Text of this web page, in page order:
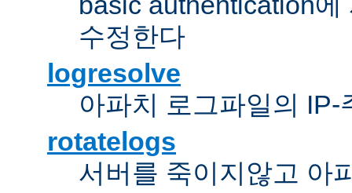
수정한다
logresolve
아파치 로그파일의
rotatelogs
서버를 죽이지않고 아